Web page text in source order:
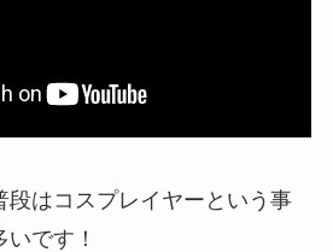
段はコスプレイヤーという事
です！